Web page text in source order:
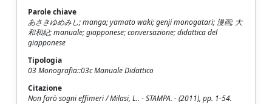
Parole chiave
あさきゆめみし; manga; yamato waki; genji monogatari; 漫画; 大
和和紀; manuale; giapponese; conversazione; didattica del
giapponese
Tipologia
03 Monografia::03c Manuale Didattico
Citazione
Non farò sogni effimeri / Milasi, L.. - STAMPA. - (2011), pp. 1-54.